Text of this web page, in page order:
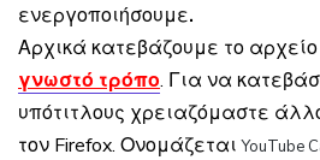
ενεργοποιήσουμε.
Αρχικά κατεβάζουμε το αρχείο
γνωστό τρόπο. Για να
υπότιτλους χρειαζόμαστε
τον Firefox. ΟνομάζεταιYouTube